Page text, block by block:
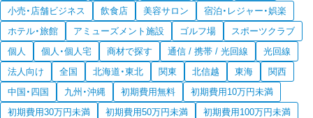
小売・店舗ビジネス
飲食店 美容サロン
宿泊・レジャー・娯楽
ホテル・旅館
アミューズメント施設 ゴルフ場
スポーツクラブ
個人
個人・個人宅 商材で探す 通信 / 携帯 / 光回線
光回線
法人向け
全国 北海道・東北 関東 北信越 東海
関西
中国・四国
九州・沖縄 初期費用無料
初期費用10万円未満
初期費用30万円未満
初期費用50万円未満 初期費用100万円未満